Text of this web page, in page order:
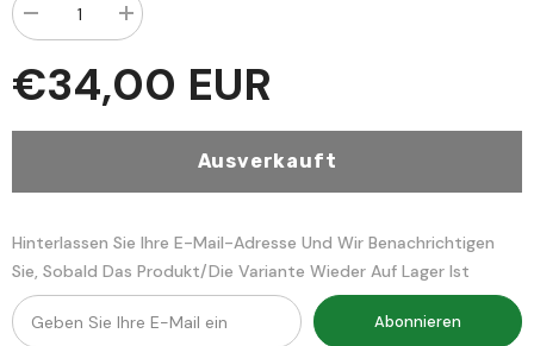
verringern
ŞERHU
ŞUZURÜZ
شرح
العر
Menge
erhöhen
ŞERHU
ŞUZURÜZ
شرح
العر
€34,00 EUR
Ausverkauft
Hinterlassen Sie Ihre E-Mail-Adresse Und Wir Benachrichtigen
Sie, Sobald Das Produkt/die Variante Wieder Auf Lager Ist
Abonnieren